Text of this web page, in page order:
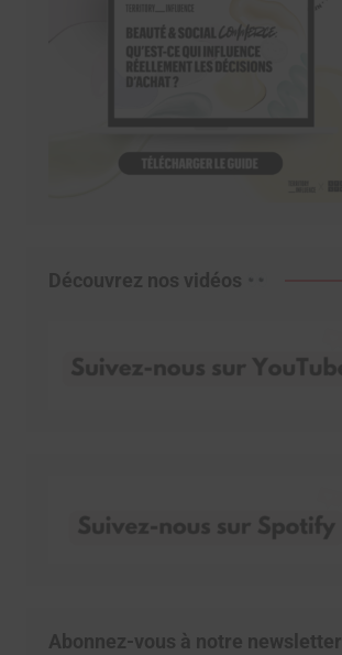
Découvrez nos vidéos
Abonnez-vous à notre newsletter